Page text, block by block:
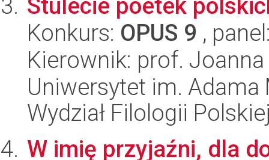
Stulecie poetek
Konkurs: OPUS 9 ,
Kierownik: prof.
Uniwersytet im.
Wydział Filologii
W imię przyjaźni, dla